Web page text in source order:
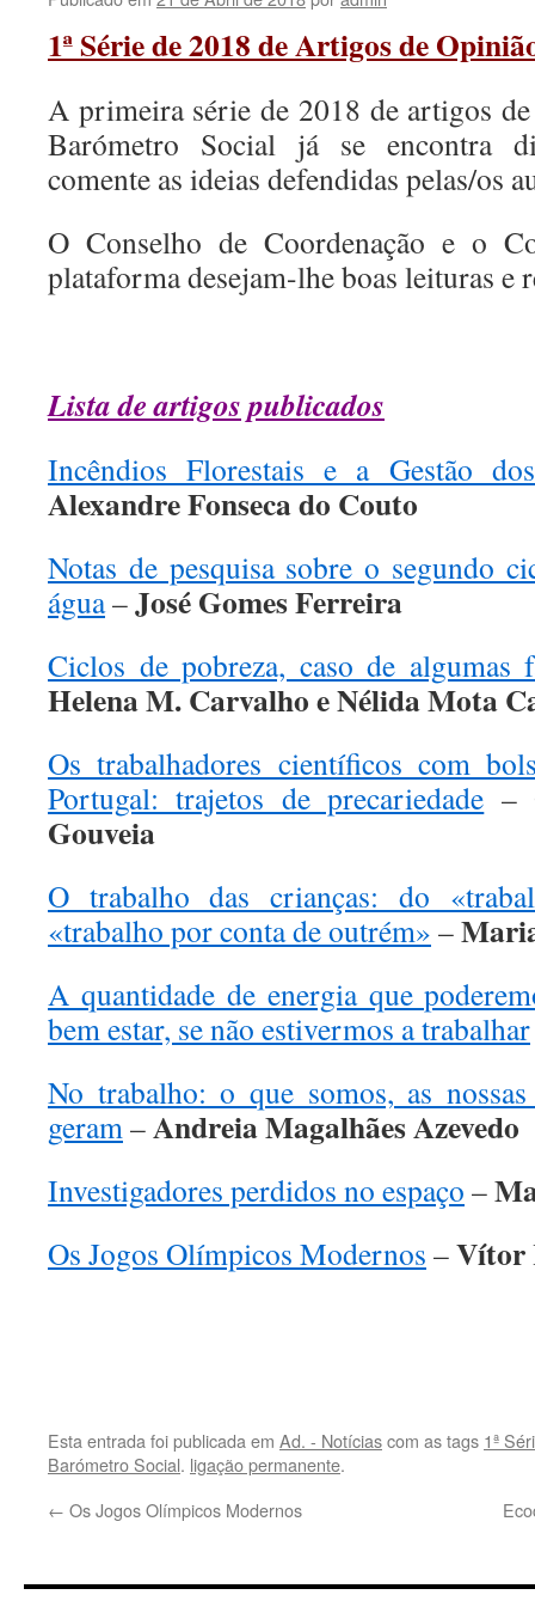
1ª Série de 2018 de Artigos de
A primeira série de 2018 de artigos
Barómetro Social já se encontra
comente as ideias defendidas pelas/os
O Conselho de Coordenação e o
plataforma desejam-lhe boas leituras e
Lista de artigos publicados
Incêndios Florestais e a Gestão
Alexandre Fonseca do Couto
Notas de pesquisa sobre o segundo
água–José Gomes Ferreira
Ciclos de pobreza, caso de algumas
Helena M. Carvalho e Nélida Mota
Os trabalhadores científicos com
Portugal: trajetos de precariedade –
Gouveia
O trabalho das crianças: do
«trabalho por conta de outrém» –
A quantidade de energia que
bem estar, se não estivermos a trabalhar
No trabalho: o que somos, as
geram–Andreia Magalhães Azevedo
Investigadores perdidos no espaço –
Os Jogos Olímpicos Modernos –Vítor
Esta entrada foi publicada em Ad. - Notíciascom as tags 1ª
Barómetro Social. ligação permanente.
← Os Jogos Olímpicos Modernos